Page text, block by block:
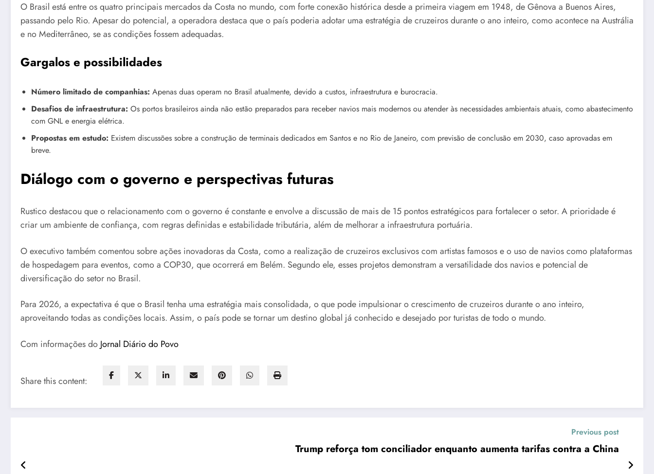
O Brasil está entre os quatro principais mercados da Costa no mundo, com forte conexão histórica desde a primeira viagem em 1948, de Gênova a Buenos Aires,
passando pelo Rio. Apesar do potencial, a operadora destaca que o país poderia adotar uma estratégia de cruzeiros durante o ano inteiro, como acontece na Austrália
e no Mediterrâneo, se as condições fossem adequadas.
Gargalos e possibilidades
Número limitado de companhias: Apenas duas operam no Brasil atualmente, devido a custos, infraestrutura e burocracia.
Desafios de infraestrutura: Os portos brasileiros ainda não estão preparados para receber navios mais modernos ou atender às necessidades ambientais atuais, como abastecimento
com GNL e energia elétrica.
Propostas em estudo: Existem discussões sobre a construção de terminais dedicados em Santos e no Rio de Janeiro, com previsão de conclusão em 2030, caso aprovadas em
breve.
Diálogo com o governo e perspectivas futuras
Rustico destacou que o relacionamento com o governo é constante e envolve a discussão de mais de 15 pontos estratégicos para fortalecer o setor. A prioridade é
criar um ambiente de confiança, com regras definidas e estabilidade tributária, além de melhorar a infraestrutura portuária.
O executivo também comentou sobre ações inovadoras da Costa, como a realização de cruzeiros exclusivos com artistas famosos e o uso de navios como plataformas
de hospedagem para eventos, como a COP30, que ocorrerá em Belém. Segundo ele, esses projetos demonstram a versatilidade dos navios e potencial de
diversificação do setor no Brasil.
Para 2026, a expectativa é que o Brasil tenha uma estratégia mais consolidada, o que pode impulsionar o crescimento de cruzeiros durante o ano inteiro,
aproveitando todas as condições locais. Assim, o país pode se tornar um destino global já conhecido e desejado por turistas de todo o mundo.
Com informações do Jornal Diário do Povo
Share this content:
Previous post
Trump reforça tom conciliador enquanto aumenta tarifas contra a China